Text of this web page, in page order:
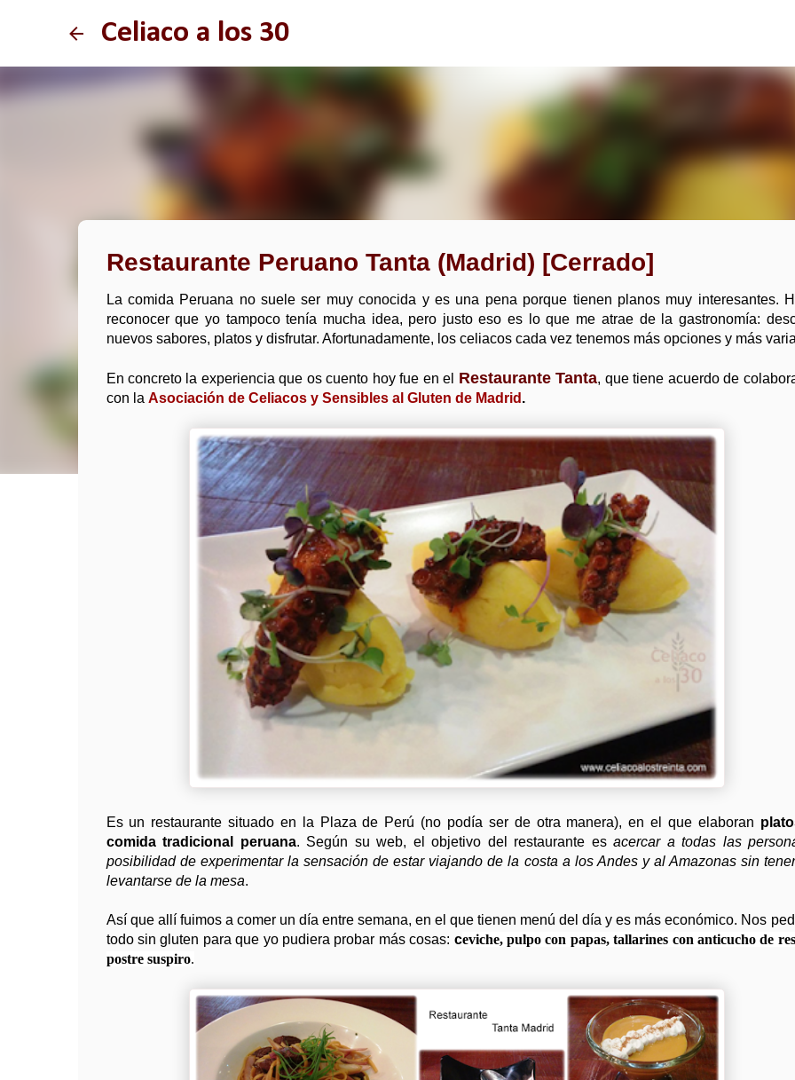
Celiaco a los 30
Restaurante Peruano Tanta (Madrid) [Cerrado]
La comida Peruana no suele ser muy conocida y es una pena porque tienen planos muy interesantes.
reconocer que yo tampoco tenía mucha idea, pero justo eso es lo que me atrae de la gastronomía:
nuevos sabores, platos y disfrutar. Afortunadamente, los celiacos cada vez tenemos más opciones y más
En concreto la experiencia que os cuento hoy fue en el Restaurante Tanta, que tiene acuerdo de
con la Asociación de Celiacos y Sensibles al Gluten de Madrid .
Es un restaurante situado en la Plaza de Perú (no podía ser de otra manera), en el que elaboran
comida tradicional peruana. Según su web, el objetivo del restaurante es acercar a todas las
posibilidad de experimentar la sensación de estar viajando de la costa a los Andes y al Amazonas sin
levantarse de la mesa.
Así que allí fuimos a comer un día entre semana, en el que tienen menú del día y es más económico. Nos
todo sin gluten para que yo pudiera probar más cosas: ceviche, pulpo con papas, tallarines con anticucho de
postre suspiro.